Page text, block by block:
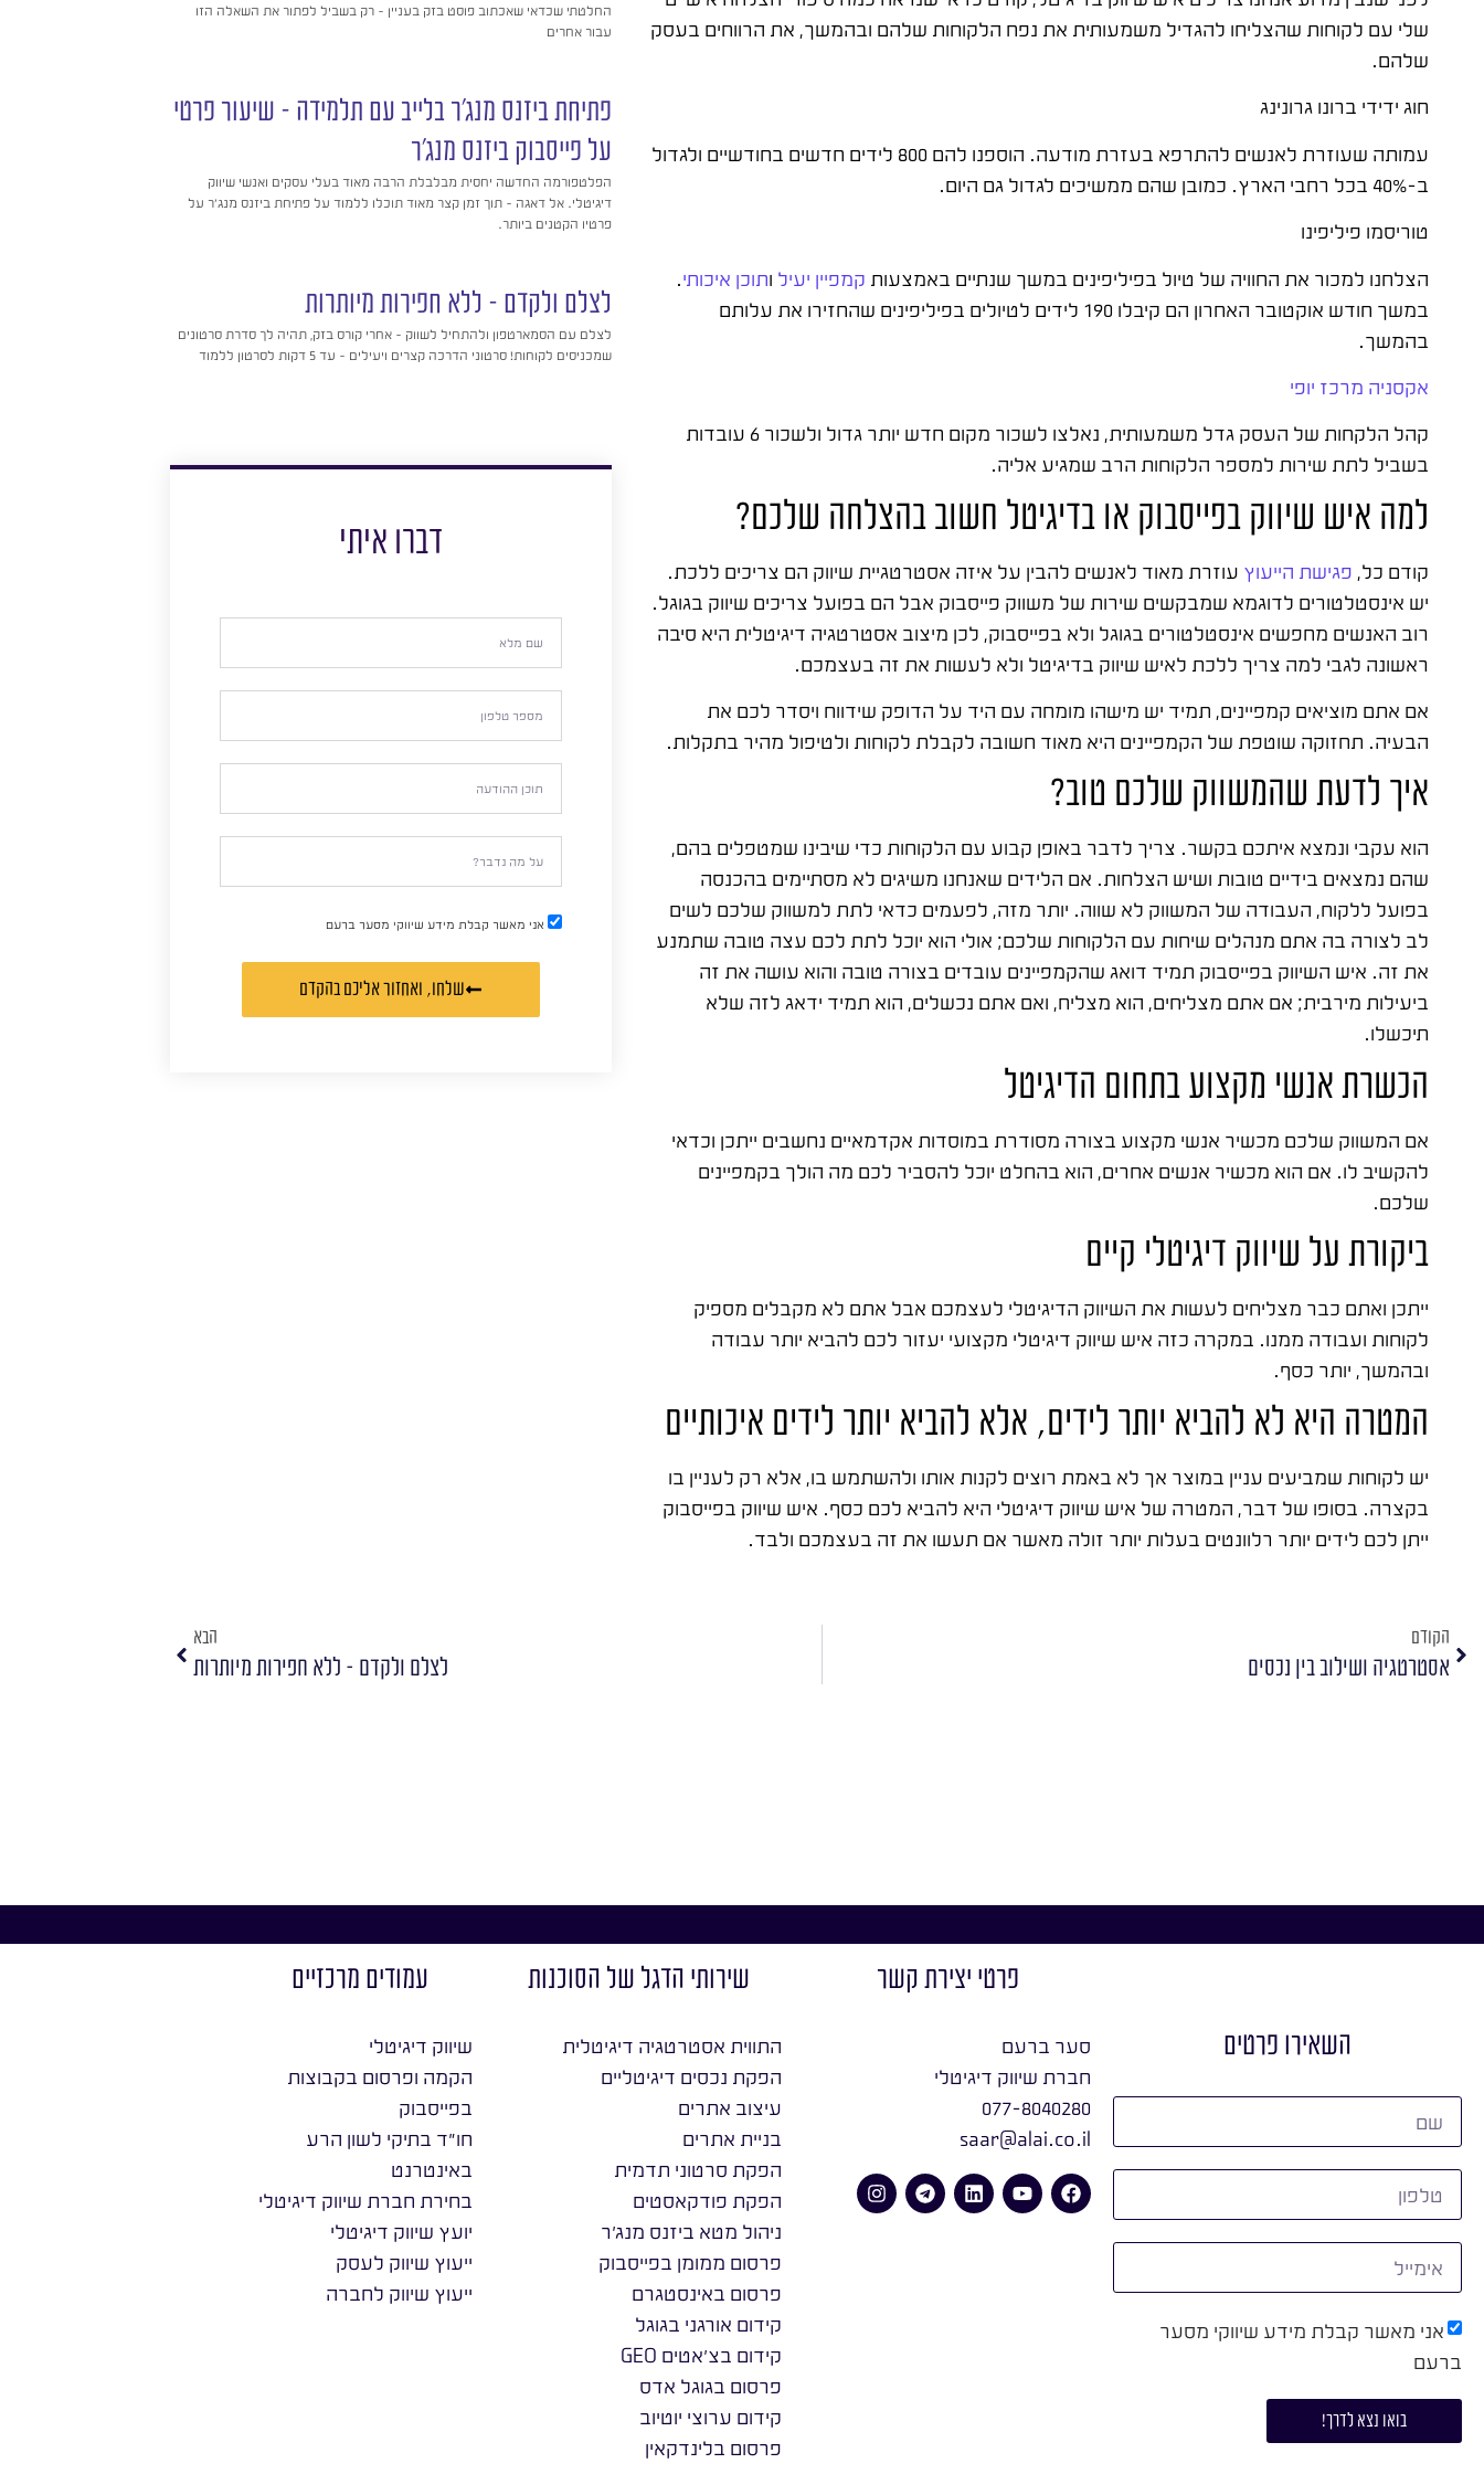
שלי עם לקוחות שהצליחו להגדיל משמעותית את נפח הלקוחות שלהם ובהמשך, את הרווחים בעסק
שלהם.
חוג ידידי ברונו גרונינג
עמותה שעוזרת לאנשים להתרפא בעזרת מודעה. הוספנו להם 800 לידים חדשים בחודשיים ולגדול
ב-40% בכל רחבי הארץ. כמובן שהם ממשיכים לגדול גם היום.
טוריסמו פיליפינו
הצלחנו למכור את החוויה של טיול בפיליפינים במשך שנתיים באמצעות קמפיין יעיל ותוכן איכותי.
במשך חודש אוקטובר האחרון הם קיבלו 190 לידים לטיולים בפיליפינים שהחזירו את עלותם
בהמשך.
אקסניה מרכז יופי
קהל הלקחות של העסק גדל משמעותית, נאלצו לשכור מקום חדש יותר גדול ולשכור 6 עובדות
בשביל לתת שירות למספר הלקוחות הרב שמגיע אליה.
למה איש שיווק בפייסבוק או בדיגיטל חשוב בהצלחה שלכם?
קודם כל, פגישת הייעוץ עוזרת מאוד לאנשים להבין על איזה אסטרטגיית שיווק הם צריכים ללכת.
יש אינסטלטורים לדוגמא שמבקשים שירות של משווק פייסבוק אבל הם בפועל צריכים שיווק בגוגל.
רוב האנשים מחפשים אינסטלטורים בגוגל ולא בפייסבוק, לכן מיצוב אסטרטגיה דיגיטלית היא סיבה
ראשונה לגבי למה צריך ללכת לאיש שיווק בדיגיטל ולא לעשות את זה בעצמכם.
אם אתם מוציאים קמפיינים, תמיד יש מישהו מומחה עם היד על הדופק שידווח ויסדר לכם את
הבעיה. תחזוקה שוטפת של הקמפיינים היא מאוד חשובה לקבלת לקוחות ולטיפול מהיר בתקלות.
איך לדעת שהמשווק שלכם טוב?
הוא עקבי ונמצא איתכם בקשר. צריך לדבר באופן קבוע עם הלקוחות כדי שיבינו שמטפלים בהם,
שהם נמצאים בידיים טובות ושיש הצלחות. אם הלידים שאנחנו משיגים לא מסתיימים בהכנסה
בפועל ללקוח, העבודה של המשווק לא שווה. יותר מזה, לפעמים כדאי לתת למשווק שלכם לשים
לב לצורה בה אתם מנהלים שיחות עם הלקוחות שלכם; אולי הוא יוכל לתת לכם עצה טובה שתמנע
את זה. איש השיווק בפייסבוק תמיד דואג שהקמפיינים עובדים בצורה טובה והוא עושה את זה
ביעילות מירבית; אם אתם מצליחים, הוא מצליח, ואם אתם נכשלים, הוא תמיד ידאג לזה שלא
תיכשלו.
הכשרת אנשי מקצוע בתחום הדיגיטל
אם המשווק שלכם מכשיר אנשי מקצוע בצורה מסודרת במוסדות אקדמאיים נחשבים ייתכן וכדאי
להקשיב לו. אם הוא מכשיר אנשים אחרים, הוא בהחלט יוכל להסביר לכם מה הולך בקמפיינים
שלכם.
ביקורת על שיווק דיגיטלי קיים
ייתכן ואתם כבר מצליחים לעשות את השיווק הדיגיטלי לעצמכם אבל אתם לא מקבלים מספיק
לקוחות ועבודה ממנו. במקרה כזה איש שיווק דיגיטלי מקצועי יעזור לכם להביא יותר עבודה
ובהמשך, יותר כסף.
המטרה היא לא להביא יותר לידים, אלא להביא יותר לידים איכותיים
יש לקוחות שמביעים עניין במוצר אך לא באמת רוצים לקנות אותו ולהשתמש בו, אלא רק לעניין בו
בקצרה. בסופו של דבר, המטרה של איש שיווק דיגיטלי היא להביא לכם כסף. איש שיווק בפייסבוק
ייתן לכם לידים יותר רלוונטים בעלות יותר זולה מאשר אם תעשו את זה בעצמכם ולבד.
החלטתי שכדאי שאכתוב פוסט בזק בעניין – רק בשביל לפתור את השאלה הזו
עבור אחרים
פתיחת ביזנס מנג'ר בלייב עם תלמידה – שיעור פרטי
על פייסבוק ביזנס מנג'ר
הפלטפורמה החדשה יחסית מבלבלת הרבה מאוד בעלי עסקים ואנשי שיווק
דיגיטלי. אל דאגה – תוך זמן קצר מאוד תוכלו ללמוד על פתיחת ביזנס מנג'ר על
פרטיו הקטנים ביותר.
לצלם ולקדם – ללא חפירות מיותרות
לצלם עם הסמארטפון ולהתחיל לשווק – אחרי קורס בזק, תהיה לך סדרת סרטונים
שמכניסים לקוחות! סרטוני הדרכה קצרים ויעילים – עד 5 דקות לסרטון ללמוד
דברו איתי
אני מאשר קבלת מידע שיווקי מסער ברעם
שלחו, ואחזור אליכם בהקדם
הקודם
אסטרטגיה ושילוב בין נכסים
הבא
לצלם ולקדם – ללא חפירות מיותרות
השאירו פרטים
אני מאשר קבלת מידע שיווקי מסער
ברעם
בואו נצא לדרך!
פרטי יצירת קשר
סער ברעם
חברת שיווק דיגיטלי
077-8040280
saar@alai.co.il
שירותי הדגל של הסוכנות
התווית אסטרטגיה דיגיטלית
הפקת נכסים דיגיטליים
עיצוב אתרים
בניית אתרים
הפקת סרטוני תדמית
הפקת פודקאסטים
ניהול מטא ביזנס מנג׳ר
פרסום ממומן בפייסבוק
פרסום באינסטגרם
קידום אורגני בגוגל
קידום בצ׳אטים GEO
פרסום בגוגל אדס
קידום ערוצי יוטיוב
פרסום בלינדקאין
עמודים מרכזיים
שיווק דיגיטלי
הקמה ופרסום בקבוצות
בפייסבוק
חו״ד בתיקי לשון הרע
באינטרנט
בחירת חברת שיווק דיגיטלי
יועץ שיווק דיגיטלי
ייעוץ שיווק לעסק
ייעוץ שיווק לחברה